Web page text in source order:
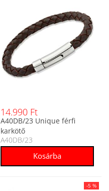
14.990 Ft
A40DB/23 Unique férfi
karkötő
A40DB/23
-5 %